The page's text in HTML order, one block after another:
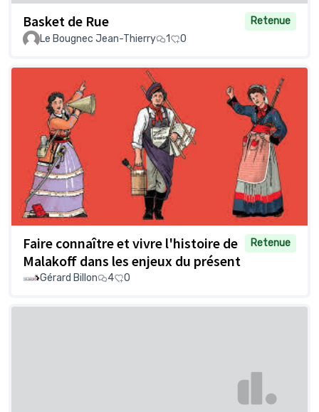
Basket de Rue
Retenue
Le Bougnec Jean-Thierry
1 0
Faire connaître et vivre l'histoire de
Malakoff dans les enjeux du présent
Retenue
Gérard Billon 4 0